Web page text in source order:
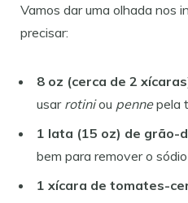
Vamos dar uma olhada nos
precisar:
8 oz (cerca de 2
usar rotiniou pennepela
1 lata (15 oz) de grão-
bem para remover o
1 xícara de tomates-